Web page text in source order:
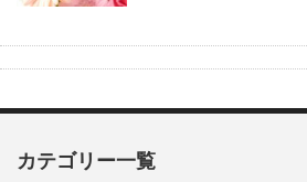
カテゴリー一覧